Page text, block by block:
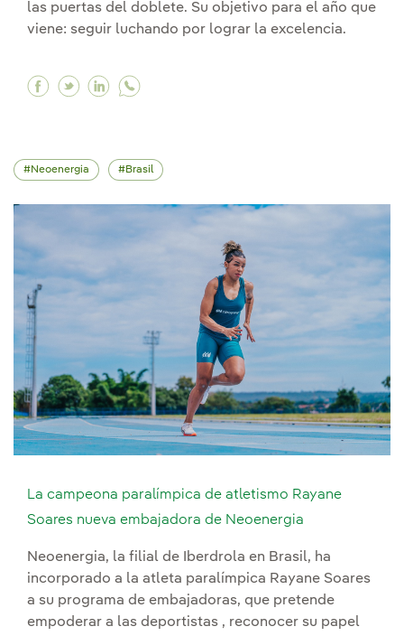
las puertas del doblete. Su objetivo para el año que
viene: seguir luchando por lograr la excelencia.
Facebook "Es muy difícil superar el haber
Twitter "Es muy difícil superar el haber
Linkedin "Es muy difícil superar el
Neoenergia Brasil
La campeona paralímpica de atletismo Rayane
Soares nueva embajadora de Neoenergia
Neoenergia, la filial de Iberdrola en Brasil, ha
incorporado a la atleta paralímpica Rayane Soares
a su programa de embajadoras, que pretende
empoderar a las deportistas , reconocer su papel